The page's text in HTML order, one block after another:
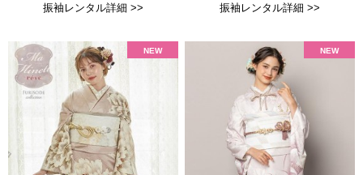
振袖レンタル詳細 >> 振袖レンタル詳細 >>